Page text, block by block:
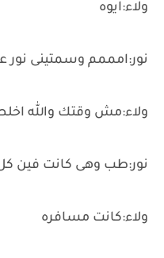
ولاء:ايوه
نور:امممم وسمتينى نور
ولاء:مش وقتك والله
نور:طب وهى كانت فين
ولاء:كانت مسافره